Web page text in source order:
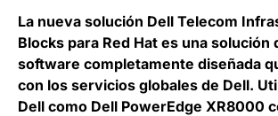
La nueva solución Dell Telecom
Blocks para Red Hat es una solución
software completamente diseñada
con los servicios globales de Dell.
Dell como Dell PowerEdge XR8000